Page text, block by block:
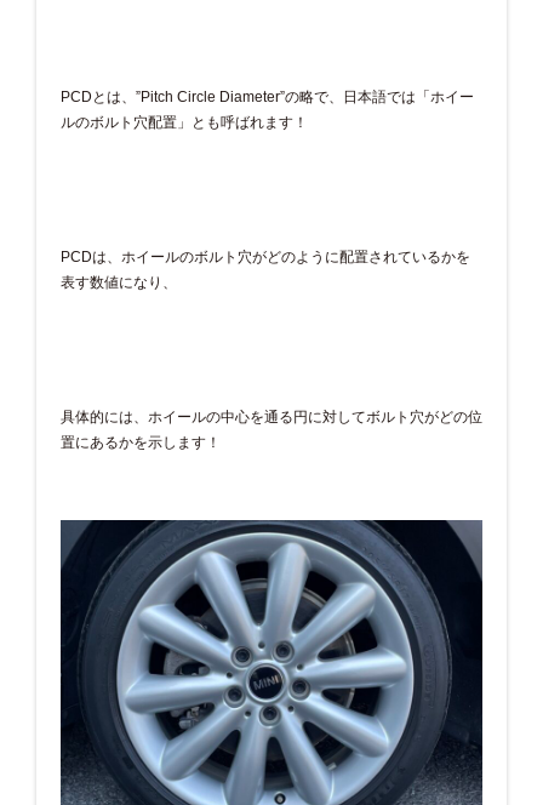
PCDとは、”Pitch Circle Diameter”の略で、日本語では「ホイー
ルのボルト穴配置」とも呼ばれます！
PCDは、ホイールのボルト穴がどのように配置されているかを
表す数値になり、
具体的には、ホイールの中心を通る円に対してボルト穴がどの位
置にあるかを示します！